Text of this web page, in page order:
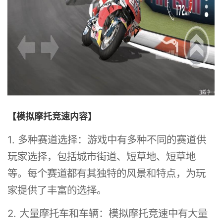
【模拟摩托竞速内容】
1. 多种赛道选择：游戏中有多种不同的赛道供
玩家选择，包括城市街道、短草地、短草地
等。每个赛道都有其独特的风景和特点，为玩
家提供了丰富的选择。
2. 大量摩托车和车辆：模拟摩托竞速中有大量